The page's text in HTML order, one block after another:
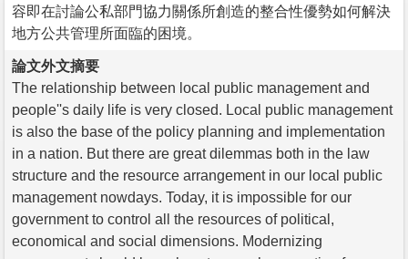
容即在討論公私部門協力關係所創造的整合性優勢如何解決
地方公共管理所面臨的困境。
論文外文摘要
The relationship between local public management and
people''s daily life is very closed. Local public management
is also the base of the policy planning and implementation
in a nation. But there are great dilemmas both in the law
structure and the resource arrangement in our local public
management nowdays. Today, it is impossible for our
government to control all the resources of political,
economical and social dimensions. Modernizing